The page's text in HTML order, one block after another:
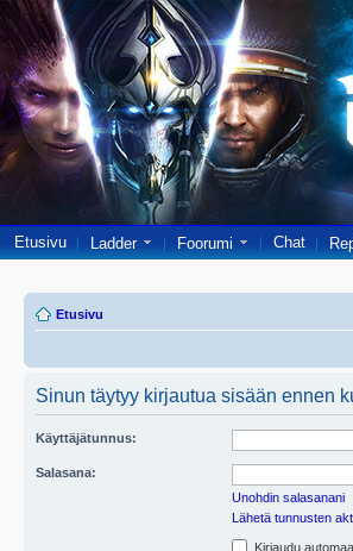
Etusivu Ladder Foorumi Chat
Etusivu
Sinun täytyy kirjautua sisään ennen
Käyttäjätunnus:
Salasana:
Unohdin salasanani
Lähetä tunnusten
Kirjaudu